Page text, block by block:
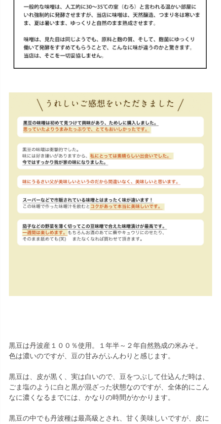
黒豆は丹波産１００％使用。１年半～２年自然熟成の米みそ。
色は濃いのですが、豆の甘みがふんわりと感じます。
黒豆は、皮が黒く、実は白いので、豆をつぶして仕込んだ時は、
ごま塩のように白と黒が混ざった状態なのですが、全体的にこん
なに濃くなるまでには、かなりの時間がかかります。
黒豆の中でも丹波種は最高級とされ、甘く美味しいですが、皮に